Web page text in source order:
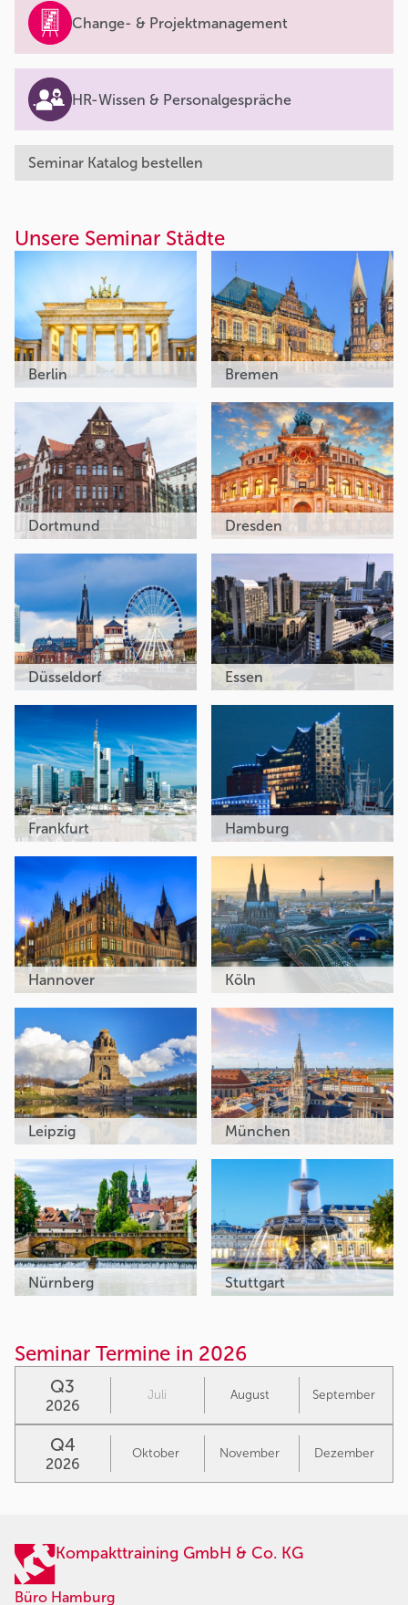
Change- & Projektmanagement
HR-Wissen & Personalgespräche
Seminar Katalog bestellen
Unsere Seminar Städte
Berlin Bremen
Dortmund Dresden
Düsseldorf Essen
Frankfurt Hamburg
Hannover Köln
Leipzig München
Nürnberg Stuttgart
Seminar Termine in 2026
Q3
2026
Juli August September
Q4
2026
Oktober November Dezember
Kompakttraining GmbH & Co. KG
Büro Hamburg